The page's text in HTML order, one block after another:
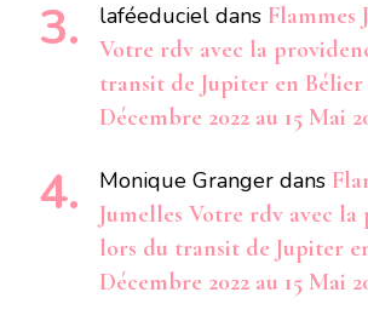
laféeduciel dans Flammes
Votre rdv avec la
transit de Jupiter en Bélier
Décembre 2022 au 15 Mai
Monique Granger dans
Jumelles Votre rdv avec la
lors du transit de Jupiter
Décembre 2022 au 15 Mai